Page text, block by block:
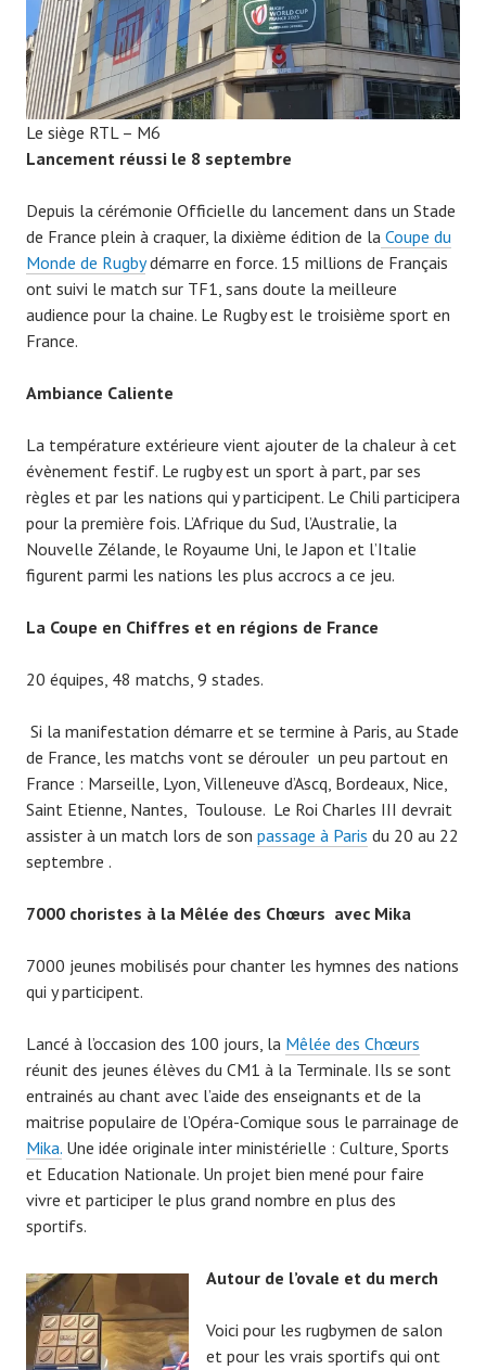
Le siège RTL – M6
Lancement réussi le 8 septembre
Depuis la cérémonie Officielle du lancement dans un Stade
de France plein à craquer, la dixième édition de la Coupe du
Monde de Rugbydémarre en force. 15 millions de Français
ont suivi le match sur TF1, sans doute la meilleure
audience pour la chaine. Le Rugby est le troisième sport en
France.
Ambiance Caliente
La température extérieure vient ajouter de la chaleur à cet
évènement festif. Le rugby est un sport à part, par ses
règles et par les nations qui y participent. Le Chili participera
pour la première fois. L’Afrique du Sud, l’Australie, la
Nouvelle Zélande, le Royaume Uni, le Japon et l’Italie
figurent parmi les nations les plus accrocs a ce jeu.
La Coupe en Chiffres et en régions de France
20 équipes, 48 matchs, 9 stades.
Si la manifestation démarre et se termine à Paris, au Stade
de France, les matchs vont se dérouler un peu partout en
France : Marseille, Lyon, Villeneuve d’Ascq, Bordeaux, Nice,
Saint Etienne, Nantes, Toulouse. Le Roi Charles III devrait
assister à un match lors de son passage à Paris du 20 au 22
septembre .
7000 choristes à la Mêlée des Chœurs avec Mika
7000 jeunes mobilisés pour chanter les hymnes des nations
qui y participent.
Lancé à l’occasion des 100 jours, la Mêlée des Chœurs
réunit des jeunes élèves du CM1 à la Terminale. Ils se sont
entrainés au chant avec l’aide des enseignants et de la
maitrise populaire de l’Opéra-Comique sous le parrainage de
Mika. Une idée originale inter ministérielle : Culture, Sports
et Education Nationale. Un projet bien mené pour faire
vivre et participer le plus grand nombre en plus des
sportifs.
Autour de l’ovale et du merch
Voici pour les rugbymen de salon
et pour les vrais sportifs qui ont